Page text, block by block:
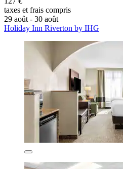
taxes et frais compris
29 août - 30 août
Holiday Inn Riverton by IHG